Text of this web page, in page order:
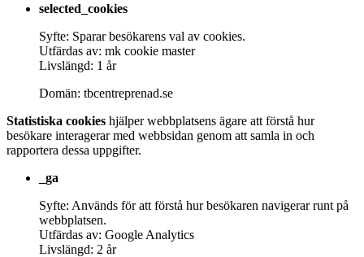
selected_cookies
Syfte: Sparar besökarens val av cookies.
Utfärdas av: mk cookie master
Livslängd: 1 år
Domän: tbcentreprenad.se
Statistiska cookies hjälper webbplatsens ägare att förstå hur
besökare interagerar med webbsidan genom att samla in och
rapportera dessa uppgifter.
_ga
Syfte: Används för att förstå hur besökaren navigerar runt på
webbplatsen.
Utfärdas av: Google Analytics
Livslängd: 2 år